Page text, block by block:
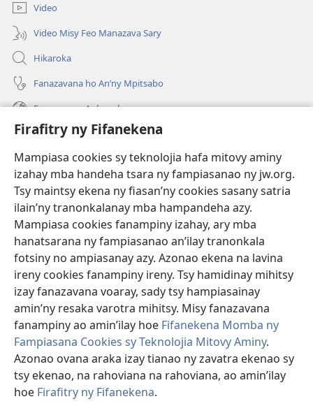
Firafitry ny Fifanekena
Mampiasa cookies sy teknolojia hafa mitovy aminy
izahay mba handeha tsara ny fampiasanao ny jw.org.
Tsy maintsy ekena ny fiasan’ny cookies sasany satria
ilain’ny tranonkalanay mba hampandeha azy.
Mampiasa cookies fanampiny izahay, ary mba
hanatsarana ny fampiasanao an’ilay tranonkala
fotsiny no ampiasanay azy. Azonao ekena na lavina
ireny cookies fanampiny ireny. Tsy hamidinay mihitsy
izay fanazavana voaray, sady tsy hampiasainay
amin’ny resaka varotra mihitsy. Misy fanazavana
fanampiny ao amin’ilay hoe Fifanekena Momba ny
Fampiasana Cookies sy Teknolojia Mitovy Aminy.
Azonao ovana araka izay tianao ny zavatra ekenao sy
tsy ekenao, na rahoviana na rahoviana, ao amin’ilay
hoe Firafitry ny Fifanekena.
Video
Video Misy Feo Manazava Sary
Hikaroka
Fanazavana ho An’ny Mpitsabo
Fanazavana Ankapobeny
Fanampiana
Fanomezana
(manokatra
rohy)
FITEHIRIZAM-BOKIN’NY Vavolombelon’i Jehovah
(manokatra
rohy)
JW Hub
(manokatra
rohy)
JW Library
Watchtower Library ®
Copyright© 2026 Watch Tower Bible and Tract Society of Pennsylvania.
FIFANEKENA| FIFANEKENA MOMBA NY TSIAMBARATELO
NY FIFANEKENA